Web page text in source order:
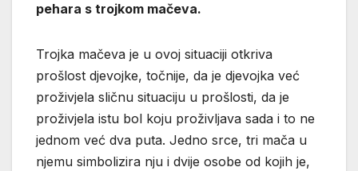
pehara s trojkom mačeva.
Trojka mačeva je u ovoj situaciji otkriva
prošlost djevojke, točnije, da je djevojka već
proživjela sličnu situaciju u prošlosti, da je
proživjela istu bol koju proživljava sada i to ne
jednom već dva puta. Jedno srce, tri mača u
njemu simbolizira nju i dvije osobe od kojih je,